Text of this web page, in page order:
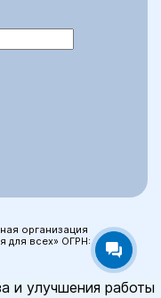
организация
для всех» ОГРН:
и улучшения работы